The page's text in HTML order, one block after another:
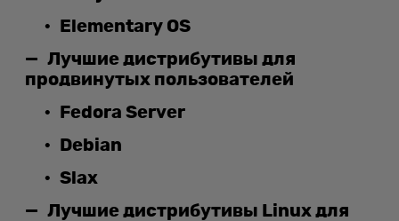
Elementary OS
Лучшие дистрибутивы для
продвинутых пользователей
Fedora Server
Debian
Slax
Лучшие дистрибутивы Linux для